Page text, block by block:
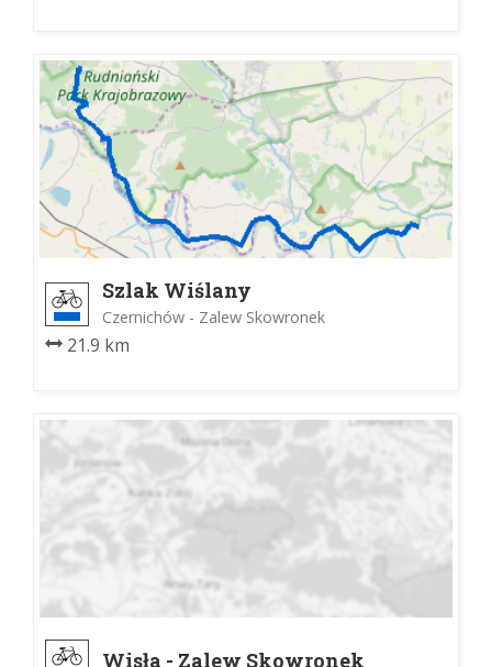
Szlak Wiślany
Czernichów - Zalew Skowronek
21.9 km
Wisła - Zalew Skowronek